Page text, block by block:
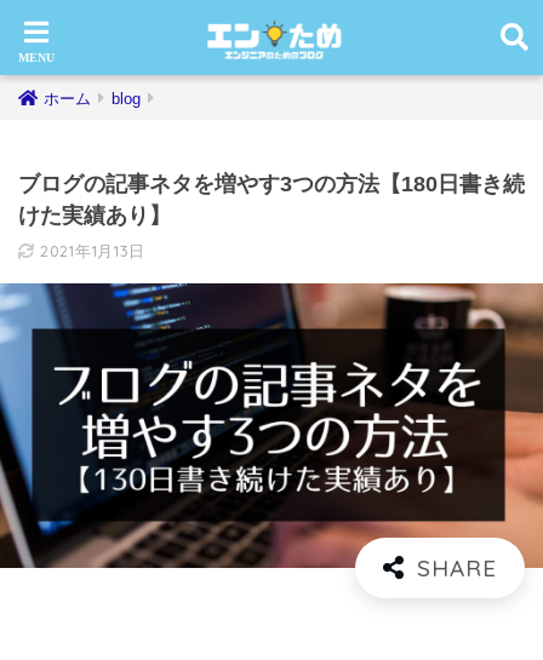
ホーム blog
ブログの記事ネタを増やす3つの方法【180日書き続
けた実績あり】
2021年1月13日